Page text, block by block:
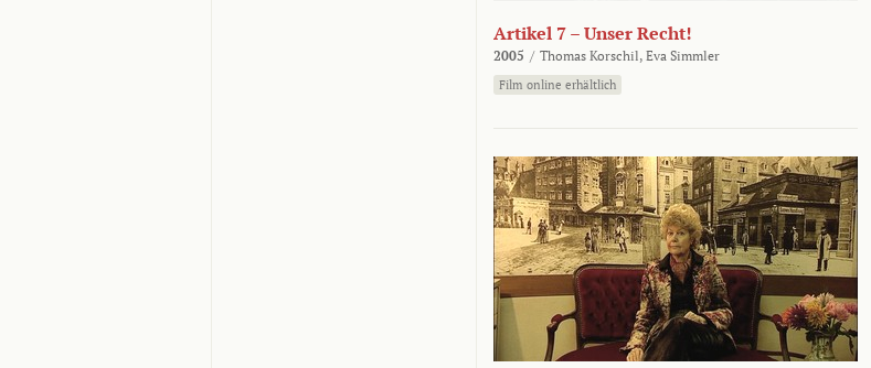
Artikel 7 – Unser Recht!
2005 / Thomas Korschil, Eva Simmler
Film online erhältlich